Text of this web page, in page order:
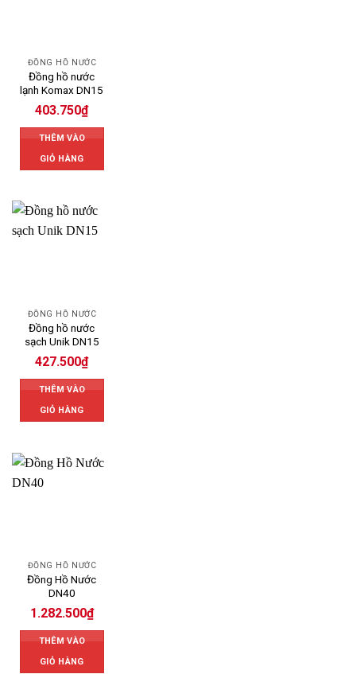
ĐỒNG HỒ NƯỚC
Đồng hồ nước
lạnh Komax DN15
403.750₫
THÊM VÀO
GIỎ HÀNG
ĐỒNG HỒ NƯỚC
Đồng hồ nước
sạch Unik DN15
427.500₫
THÊM VÀO
GIỎ HÀNG
ĐỒNG HỒ NƯỚC
Đồng Hồ Nước
DN40
1.282.500₫
THÊM VÀO
GIỎ HÀNG